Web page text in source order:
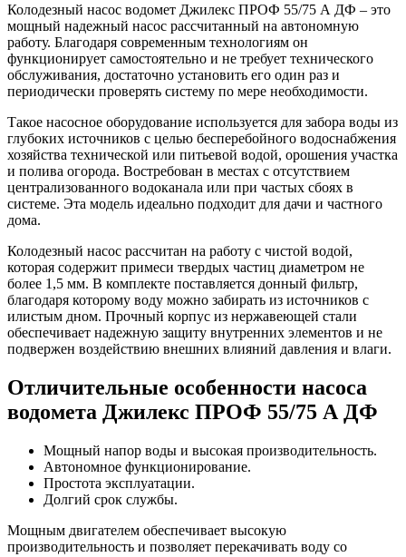
Колодезный насос водомет Джилекс ПРОФ 55/75 А ДФ – это
мощный надежный насос рассчитанный на автономную
работу. Благодаря современным технологиям он
функционирует самостоятельно и не требует технического
обслуживания, достаточно установить его один раз и
периодически проверять систему по мере необходимости.
Такое насосное оборудование используется для забора воды из
глубоких источников с целью бесперебойного водоснабжения
хозяйства технической или питьевой водой, орошения участка
и полива огорода. Востребован в местах с отсутствием
централизованного водоканала или при частых сбоях в
системе. Эта модель идеально подходит для дачи и частного
дома.
Колодезный насос рассчитан на работу с чистой водой,
которая содержит примеси твердых частиц диаметром не
более 1,5 мм. В комплекте поставляется донный фильтр,
благодаря которому воду можно забирать из источников с
илистым дном. Прочный корпус из нержавеющей стали
обеспечивает надежную защиту внутренних элементов и не
подвержен воздействию внешних влияний давления и влаги.
Отличительные особенности насоса
водомета Джилекс ПРОФ 55/75 А ДФ
Мощный напор воды и высокая производительность.
Автономное функционирование.
Простота эксплуатации.
Долгий срок службы.
Мощным двигателем обеспечивает высокую
производительность и позволяет перекачивать воду со